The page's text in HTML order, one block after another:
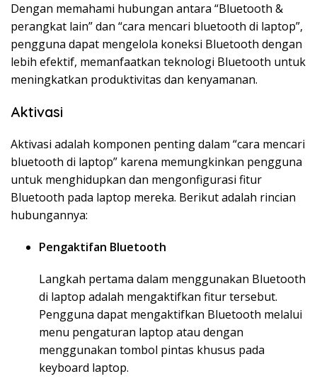
Dengan memahami hubungan antara “Bluetooth &
perangkat lain” dan “cara mencari bluetooth di laptop”,
pengguna dapat mengelola koneksi Bluetooth dengan
lebih efektif, memanfaatkan teknologi Bluetooth untuk
meningkatkan produktivitas dan kenyamanan.
Aktivasi
Aktivasi adalah komponen penting dalam “cara mencari
bluetooth di laptop” karena memungkinkan pengguna
untuk menghidupkan dan mengonfigurasi fitur
Bluetooth pada laptop mereka. Berikut adalah rincian
hubungannya:
Pengaktifan Bluetooth
Langkah pertama dalam menggunakan Bluetooth
di laptop adalah mengaktifkan fitur tersebut.
Pengguna dapat mengaktifkan Bluetooth melalui
menu pengaturan laptop atau dengan
menggunakan tombol pintas khusus pada
keyboard laptop.